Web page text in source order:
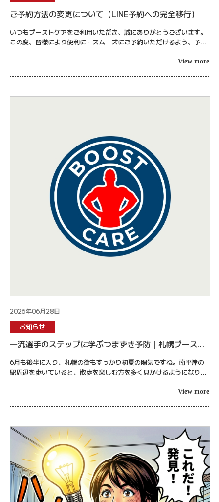
ご予約方法の変更について（LINE予約への完全移行）
いつもブーストケアをご利用いただき、誠にありがとうございます。
この度、皆様により便利に・スムーズにご予約いただけるよう、予約
View more
2026年06月28日
お知らせ
一流選手のステップに学ぶつまずき予防｜札幌ブースト
ケア
6月も後半に入り、札幌の街もすっかり初夏の陽気ですね。南平岸の
駅周辺を歩いていると、散歩を楽しむ方を多く見かけるようになりま
View more